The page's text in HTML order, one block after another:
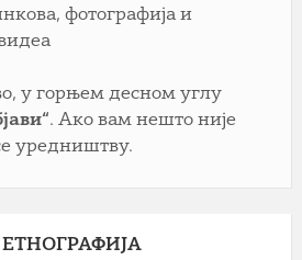
фотографија и
у горњем десном углу
. Ако вам нешто није
уредништву.